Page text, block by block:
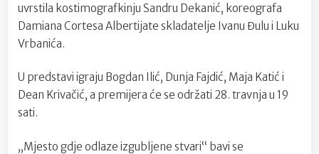
uvrstila kostimografkinju Sandru Dekanić, koreografa
Damiana Cortesa Albertijate skladatelje Ivanu Đulu i Luku
Vrbanića.
U predstavi igraju Bogdan Ilić, Dunja Fajdić, Maja Katić i
Dean Krivačić, a premijera će se održati 28. travnja u 19
sati.
,,Mjesto gdje odlaze izgubljene stvari“ bavi se